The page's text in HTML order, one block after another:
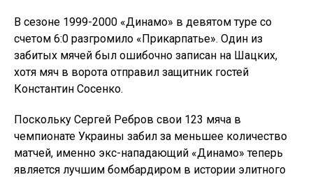
В сезоне 1999-2000 «Динамо» в девятом туре со
счетом 6:0 разгромило «Прикарпатье». Один из
забитых мячей был ошибочно записан на Шацких,
хотя мяч в ворота отправил защитник гостей
Константин Сосенко.
Поскольку Сергей Ребров свои 123 мяча в
чемпионате Украины забил за меньшее количество
матчей, именно экс-нападающий «Динамо» теперь
является лучшим бомбардиром в истории элитного